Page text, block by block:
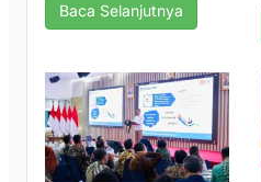
Baca Selanjutnya